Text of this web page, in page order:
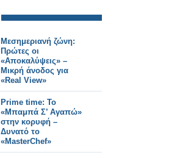
Μεσημεριανή ζώνη:
Πρώτες οι
«Αποκαλύψεις» –
Μικρή άνοδος για
«Real View»
Prime time: Το
«Μπαμπά Σ’ Αγαπώ»
στην κορυφή –
Δυνατό το
«MasterChef»